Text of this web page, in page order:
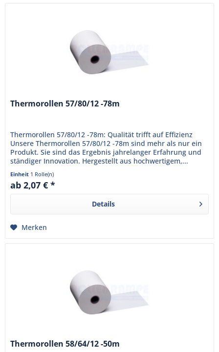
Thermorollen 57/80/12 -78m
Thermorollen 57/80/12 -78m: Qualität trifft auf Effizienz
Unsere Thermorollen 57/80/12 -78m sind mehr als nur ein
Produkt. Sie sind das Ergebnis jahrelanger Erfahrung und
ständiger Innovation. Hergestellt aus hochwertigem,...
Einheit 1 Rolle(n)
ab 2,07 € *
Details
Merken
Thermorollen 58/64/12 -50m